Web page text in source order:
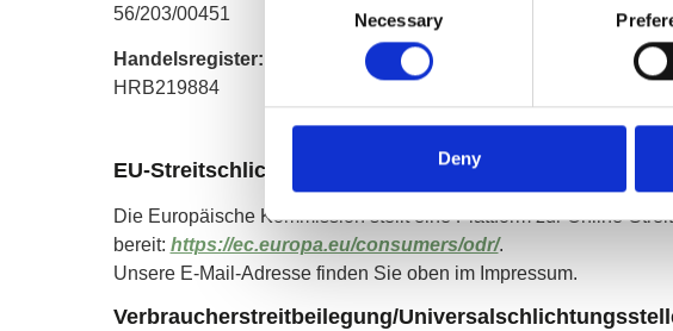
Necessary
Deny
56/203/00451
Handelsregister:
HRB219884
EU-Streitschlichtung
Die Europäische Kommission stellt eine Plattform zur Online-
bereit: https://ec.europa.eu/consumers/odr/.
Unsere E-Mail-Adresse finden Sie oben im Impressum.
Verbraucher­streit­beilegung/